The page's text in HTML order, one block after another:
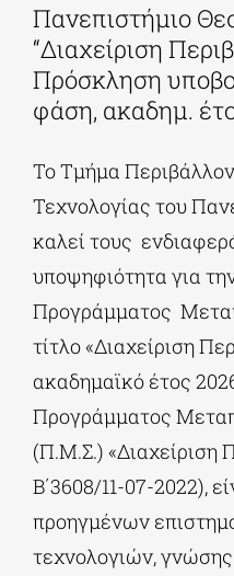
Πανεπιστήμιο
“Διαχείριση
Πρόσκληση
φάση, ακαδημ.
Το Τμήμα
Τεχνολογίας του
καλεί τους
υποψηφιότητα για
Προγράμματος
τίτλο «Διαχείριση
ακαδημαϊκό έτος
Προγράμματος
(Π.Μ.Σ.) «Διαχείριση
Β΄3608/11-07-2022),
προηγμένων
τεχνολογιών,